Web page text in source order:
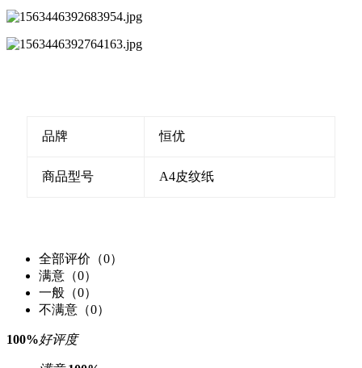
品牌 恒优
商品型号 A4皮纹纸
全部评价（0）
满意（0）
一般（0）
不满意（0）
100%好评度